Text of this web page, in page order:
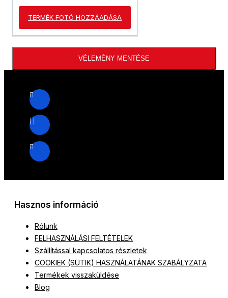
TERMÉK FOTÓ HOZZÁADÁSA
VÉLEMÉNY MENTÉSE
Hasznos információ
Rólunk
FELHASZNÁLÁSI FELTÉTELEK
Szállítással kapcsolatos részletek
COOKIEK (SÜTIK) HASZNÁLATÁNAK SZABÁLYZATA
Termékek visszaküldése
Blog